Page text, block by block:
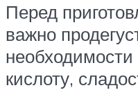
Перед
важно
необходимости
кислоту,